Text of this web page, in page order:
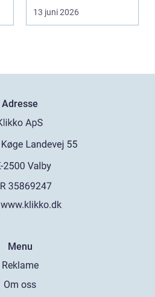
moderne bane ...
13 juni 2026
Adresse
www.klikko.dk
Menu
Reklame
Om oss